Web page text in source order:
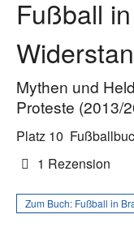
Fußball
Mythen und
Proteste (2013/
Platz 10
1 Rezension
Zum Buch: Fußball in